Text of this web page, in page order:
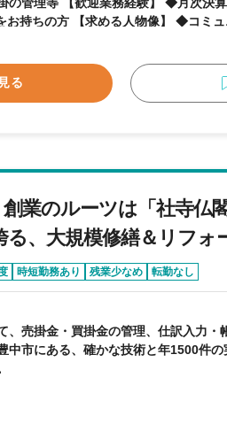
ケ―ションスキル ◆謙虚かつ成長
る
創業のルーツは「社寺仏
る、大規模修繕＆リフォ
時短勤務あり 残業少なめ 転勤なし
、売掛金・買掛金の管理、仕訳入力
中市にある、確かな技術と年1500件